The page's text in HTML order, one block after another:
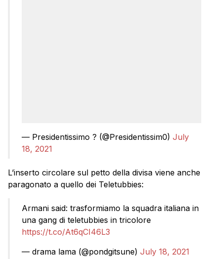
— Presidentissimo ? (@Presidentissim0) July
18, 2021
L’inserto circolare sul petto della divisa viene anche
paragonato a quello dei Teletubbies:
Armani said: trasformiamo la squadra italiana in
una gang di teletubbies in tricolore
https://t.co/At6qCI46L3
— drama lama (@pondgitsune) July 18, 2021